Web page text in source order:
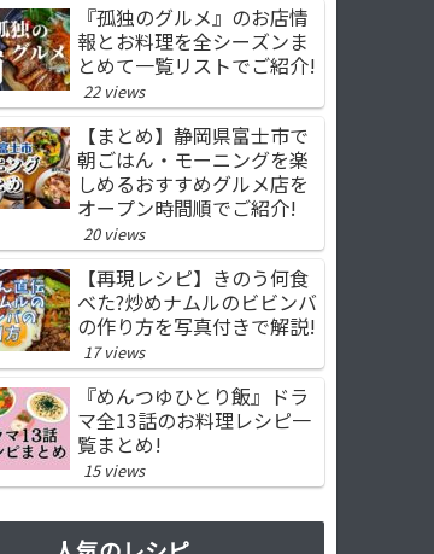
『孤独のグルメ』のお店情
報とお料理を全シーズンま
とめて一覧リストでご紹介!
22 views
【まとめ】静岡県富士市で
朝ごはん・モーニングを楽
しめるおすすめグルメ店を
オープン時間順でご紹介!
20 views
【再現レシピ】きのう何食
べた?炒めナムルのビビンバ
の作り方を写真付きで解説!
17 views
『めんつゆひとり飯』ドラ
マ全13話のお料理レシピ一
覧まとめ!
15 views